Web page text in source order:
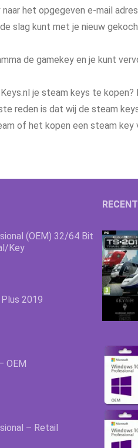
het opgegeven e-mail
slag kunt met je nieuw
de gamekey en je kunt
je steam keys te
reden is dat wij de steam
of het kopen een steam
(OEM) 32/64 Bit
Key
2019
OEM
– Retail